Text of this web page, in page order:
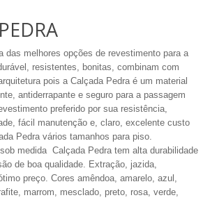
das melhores opções de revestimento para a
resistentes, bonitas, combinam com
pois a Calçada Pedra é um material
antiderrapante e seguro para a passagem
preferido por sua resistência,
fácil manutenção e, claro, excelente custo
Pedra vários tamanhos para piso.
medida Calçada Pedra tem alta durabilidade
de boa qualidade. Extração, jazida,
preço. Cores amêndoa, amarelo, azul,
marrom, mesclado, preto, rosa, verde,